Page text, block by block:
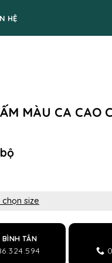
HỆ
MÀU CA CAO
size
BÌNH TÂN